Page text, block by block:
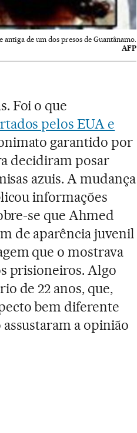
antiga de um dos presos de Guantânamo.
AFP
Foi o que
pelos EUA e
garantido por
decidiram posar
azuis. A mudança
informações
se que Ahmed
de aparência juvenil
que o mostrava
prisioneiros. Algo
de 22 anos, que,
bem diferente
a opinião